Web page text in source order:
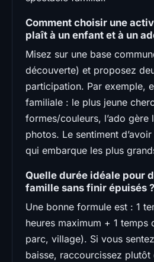
Comment choisir une
plaît à un enfant et à un
Misez sur une base
découverte) et proposez
participation. Par exemple,
familiale : le plus jeune
formes/couleurs, l’ado gère
photos. Le sentiment
qui embarque les plus
Quelle durée idéale pour
famille sans finir épuisés ?
Une bonne formule est : 1
heures maximum + 1 temps
parc, village). Si vous
baisse, raccourcissez